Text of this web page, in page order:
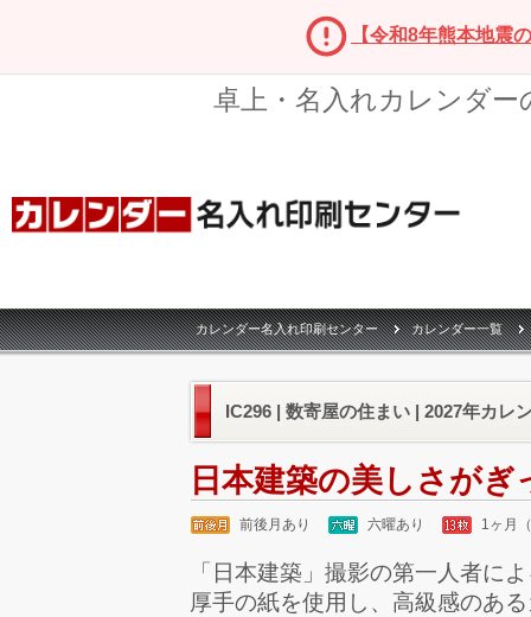
【令和8年熊本地震
卓上・名入れカレンダ
カレンダー名入れ印刷センター カレンダー一覧
IC296 | 数寄屋の住まい | 2027年カレ
日本建築の美しさがぎ
前後月あり 六曜あり 1ヶ月
「日本建築」撮影の第一人者に
厚手の紙を使用し、高級感のあ